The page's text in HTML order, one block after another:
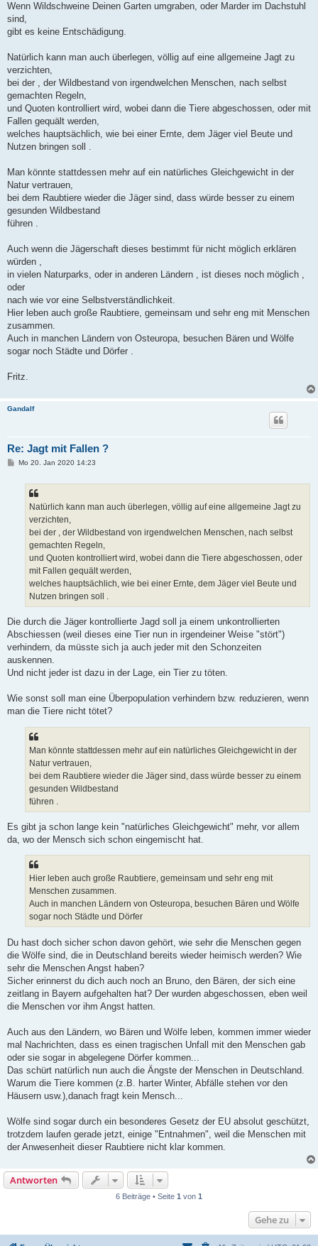
Wenn Wildschweine Deinen Garten umgraben, oder Marder im Dachstuhl
sind,
gibt es keine Entschädigung.
Natürlich kann man auch überlegen, völlig auf eine allgemeine Jagt zu
verzichten,
bei der , der Wildbestand von irgendwelchen Menschen, nach selbst
gemachten Regeln,
und Quoten kontrolliert wird, wobei dann die Tiere abgeschossen, oder mit
Fallen gequält werden,
welches hauptsächlich, wie bei einer Ernte, dem Jäger viel Beute und
Nutzen bringen soll .
Man könnte stattdessen mehr auf ein natürliches Gleichgewicht in der
Natur vertrauen,
bei dem Raubtiere wieder die Jäger sind, dass würde besser zu einem
gesunden Wildbestand
führen .
Auch wenn die Jägerschaft dieses bestimmt für nicht möglich erklären
würden ,
in vielen Naturparks, oder in anderen Ländern , ist dieses noch möglich ,
oder
nach wie vor eine Selbstverständlichkeit.
Hier leben auch große Raubtiere, gemeinsam und sehr eng mit Menschen
zusammen.
Auch in manchen Ländern von Osteuropa, besuchen Bären und Wölfe
sogar noch Städte und Dörfer .
Fritz.
Gandalf
Re: Jagt mit Fallen ?
BMo 20. Jan 2020 14:23
Natürlich kann man auch überlegen, völlig auf eine allgemeine Jagt zu
verzichten,
bei der , der Wildbestand von irgendwelchen Menschen, nach selbst
gemachten Regeln,
und Quoten kontrolliert wird, wobei dann die Tiere abgeschossen, oder
mit Fallen gequält werden,
welches hauptsächlich, wie bei einer Ernte, dem Jäger viel Beute und
Nutzen bringen soll .
Die durch die Jäger kontrollierte Jagd soll ja einem unkontrollierten
Abschiessen (weil dieses eine Tier nun in irgendeiner Weise "stört")
verhindern, da müsste sich ja auch jeder mit den Schonzeiten
auskennen.
Und nicht jeder ist dazu in der Lage, ein Tier zu töten.
Wie sonst soll man eine Überpopulation verhindern bzw. reduzieren, wenn
man die Tiere nicht tötet?
Man könnte stattdessen mehr auf ein natürliches Gleichgewicht in der
Natur vertrauen,
bei dem Raubtiere wieder die Jäger sind, dass würde besser zu einem
gesunden Wildbestand
führen .
Es gibt ja schon lange kein "natürliches Gleichgewicht" mehr, vor allem
da, wo der Mensch sich schon eingemischt hat.
Hier leben auch große Raubtiere, gemeinsam und sehr eng mit
Menschen zusammen.
Auch in manchen Ländern von Osteuropa, besuchen Bären und Wölfe
sogar noch Städte und Dörfer
Du hast doch sicher schon davon gehört, wie sehr die Menschen gegen
die Wölfe sind, die in Deutschland bereits wieder heimisch werden? Wie
sehr die Menschen Angst haben?
Sicher erinnerst du dich auch noch an Bruno, den Bären, der sich eine
zeitlang in Bayern aufgehalten hat? Der wurden abgeschossen, eben weil
die Menschen vor ihm Angst hatten.
Auch aus den Ländern, wo Bären und Wölfe leben, kommen immer wieder
mal Nachrichten, dass es einen tragischen Unfall mit den Menschen gab
oder sie sogar in abgelegene Dörfer kommen...
Das schürt natürlich nun auch die Ängste der Menschen in Deutschland.
Warum die Tiere kommen (z.B. harter Winter, Abfälle stehen vor den
Häusern usw.),danach fragt kein Mensch...
Wölfe sind sogar durch ein besonderes Gesetz der EU absolut geschützt,
trotzdem laufen gerade jetzt, einige "Entnahmen", weil die Menschen mit
der Anwesenheit dieser Raubtiere nicht klar kommen.
Antworten
6 Beiträge • Seite 1 von 1
Gehe zu